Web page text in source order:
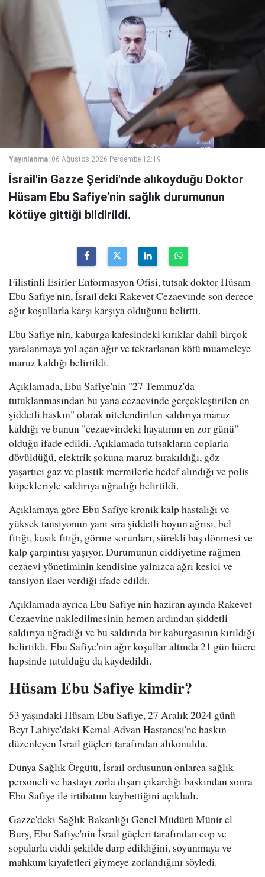
Yayınlanma: 06 Ağustos 2026 Perşembe 12:19
İsrail'in Gazze Şeridi'nde alıkoyduğu Doktor
Hüsam Ebu Safiye'nin sağlık durumunun
kötüye gittiği bildirildi.
Filistinli Esirler Enformasyon Ofisi, tutsak doktor Hüsam
Ebu Safiye'nin, İsrail'deki Rakevet Cezaevinde son derece
ağır koşullarla karşı karşıya olduğunu belirtti.
Ebu Safiye'nin, kaburga kafesindeki kırıklar dahil birçok
yaralanmaya yol açan ağır ve tekrarlanan kötü muameleye
maruz kaldığı belirtildi.
Açıklamada, Ebu Safiye'nin "27 Temmuz'da
tutuklanmasından bu yana cezaevinde gerçekleştirilen en
şiddetli baskın" olarak nitelendirilen saldırıya maruz
kaldığı ve bunun "cezaevindeki hayatının en zor günü"
olduğu ifade edildi. Açıklamada tutsakların coplarla
dövüldüğü, elektrik şokuna maruz bırakıldığı, göz
yaşartıcı gaz ve plastik mermilerle hedef alındığı ve polis
köpekleriyle saldırıya uğradığı belirtildi.
Açıklamaya göre Ebu Safiye kronik kalp hastalığı ve
yüksek tansiyonun yanı sıra şiddetli boyun ağrısı, bel
fıtığı, kasık fıtığı, görme sorunları, sürekli baş dönmesi ve
kalp çarpıntısı yaşıyor. Durumunun ciddiyetine rağmen
cezaevi yönetiminin kendisine yalnızca ağrı kesici ve
tansiyon ilacı verdiği ifade edildi.
Açıklamada ayrıca Ebu Safiye'nin haziran ayında Rakevet
Cezaevine nakledilmesinin hemen ardından şiddetli
saldırıya uğradığı ve bu saldırıda bir kaburgasının kırıldığı
belirtildi. Ebu Safiye'nin ağır koşullar altında 21 gün hücre
hapsinde tutulduğu da kaydedildi.
Hüsam Ebu Safiye kimdir?
53 yaşındaki Hüsam Ebu Safiye, 27 Aralık 2024 günü
Beyt Lahiye'daki Kemal Advan Hastanesi'ne baskın
düzenleyen İsrail güçleri tarafından alıkonuldu.
Dünya Sağlık Örgütü, İsrail ordusunun onlarca sağlık
personeli ve hastayı zorla dışarı çıkardığı baskından sonra
Ebu Safiye ile irtibatını kaybettiğini açıkladı.
Gazze'deki Sağlık Bakanlığı Genel Müdürü Münir el
Burş, Ebu Safiye'nin İsrail güçleri tarafından cop ve
sopalarla ciddi şekilde darp edildiğini, soyunmaya ve
mahkum kıyafetleri giymeye zorlandığını söyledi.